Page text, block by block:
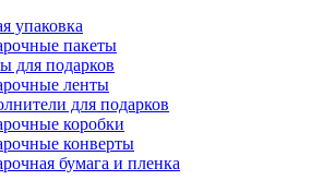
упаковка
пакеты
для подарков
ленты
для подарков
коробки
конверты
бумага и пленка